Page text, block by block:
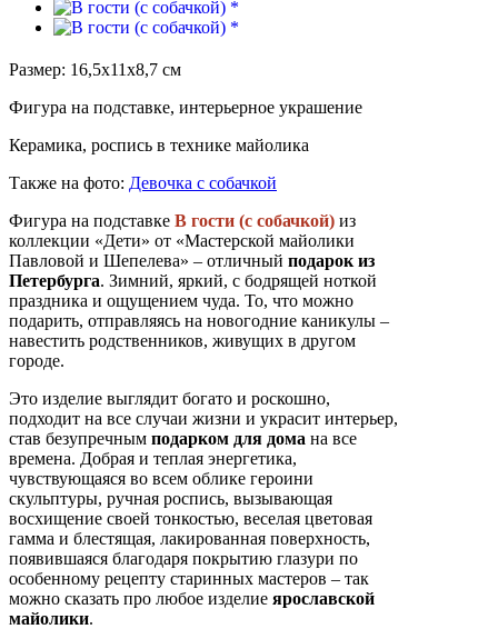
Размер: 16,5x11x8,7 см
Фигура на подставке, интерьерное украшение
Керамика, роспись в технике майолика
Также на фото: Девочка с собачкой
Фигура на подставке В гости (с собачкой) из
коллекции «Дети» от «Мастерской майолики
Павловой и Шепелева» – отличный подарок из
Петербурга. Зимний, яркий, с бодрящей ноткой
праздника и ощущением чуда. То, что можно
подарить, отправляясь на новогодние каникулы –
навестить родственников, живущих в другом
городе.
Это изделие выглядит богато и роскошно,
подходит на все случаи жизни и украсит интерьер,
став безупречным подарком для дома на все
времена. Добрая и теплая энергетика,
чувствующаяся во всем облике героини
скульптуры, ручная роспись, вызывающая
восхищение своей тонкостью, веселая цветовая
гамма и блестящая, лакированная поверхность,
появившаяся благодаря покрытию глазури по
особенному рецепту старинных мастеров – так
можно сказать про любое изделие ярославской
майолики.